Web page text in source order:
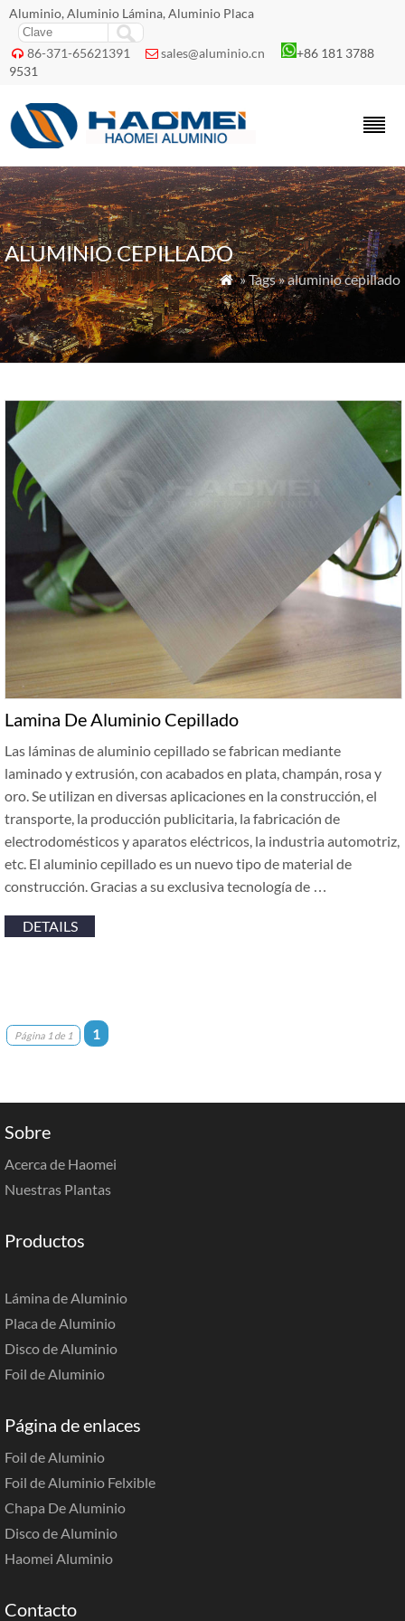
Aluminio, Aluminio Lámina, Aluminio Placa
 86-371-65621391  sales@aluminio.cn
+86 181 3788
9531
ALUMINIO CEPILLADO
 » Tags » aluminio cepillado
Lamina De Aluminio Cepillado
Las láminas de aluminio cepillado se fabrican mediante
laminado y extrusión, con acabados en plata, champán, rosa y
oro. Se utilizan en diversas aplicaciones en la construcción, el
transporte, la producción publicitaria, la fabricación de
electrodomésticos y aparatos eléctricos, la industria automotriz,
etc. El aluminio cepillado es un nuevo tipo de material de
construcción. Gracias a su exclusiva tecnología de …
DETAILS
Página 1 de 1 1
Sobre
Acerca de Haomei
Nuestras Plantas
Productos
Lámina de Aluminio
Placa de Aluminio
Disco de Aluminio
Foil de Aluminio
Página de enlaces
Foil de Aluminio
Foil de Aluminio Felxible
Chapa De Aluminio
Disco de Aluminio
Haomei Aluminio
Contacto